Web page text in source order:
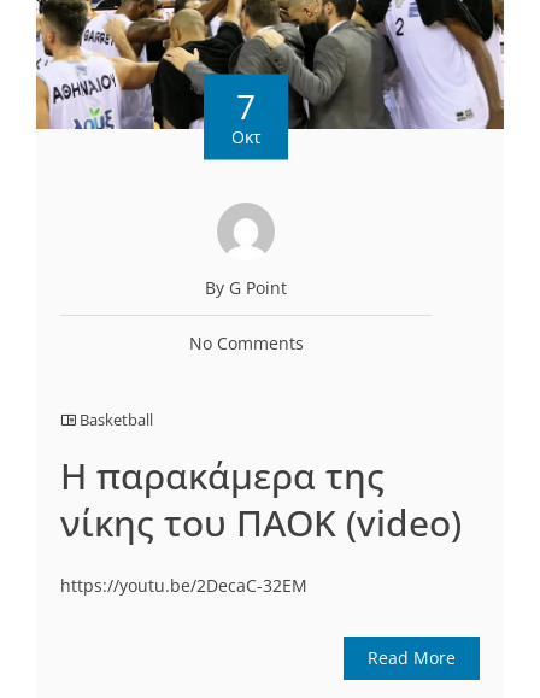
7
Οκτ
By G Point
No Comments
Basketball
Η παρακάμερα της
νίκης του ΠΑΟΚ (video)
https://youtu.be/2DecaC-32EM
Read More